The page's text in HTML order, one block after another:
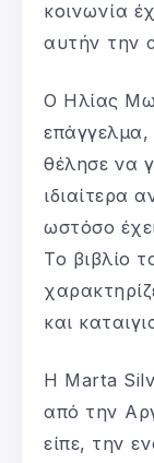
κοινωνία
αυτήν την
Ο Ηλίας
επάγγελμα,
θέλησε να
ιδιαίτερα
ωστόσο
Το βιβλίο
και
Η Marta
από την
είπε, την